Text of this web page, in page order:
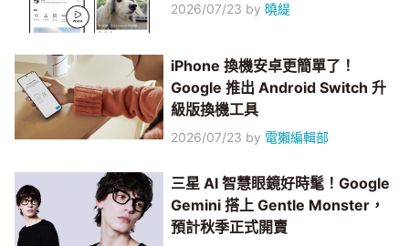
2026/07/23 by 曉緹
iPhone 換機安卓更簡單了！
Google 推出 Android Switch 升
級版換機工具
2026/07/23 by 電獺編輯部
三星 AI 智慧眼鏡好時髦！Google
Gemini 搭上 Gentle Monster，
預計秋季正式開賣